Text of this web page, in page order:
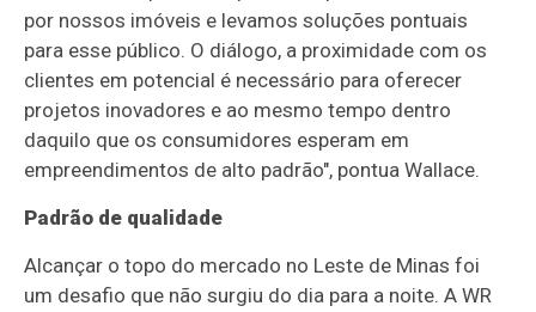
por nossos imóveis e levamos soluções pontuais
para esse público. O diálogo, a proximidade com os
clientes em potencial é necessário para oferecer
projetos inovadores e ao mesmo tempo dentro
daquilo que os consumidores esperam em
empreendimentos de alto padrão", pontua Wallace.
Padrão de qualidade
Alcançar o topo do mercado no Leste de Minas foi
um desafio que não surgiu do dia para a noite. A WR